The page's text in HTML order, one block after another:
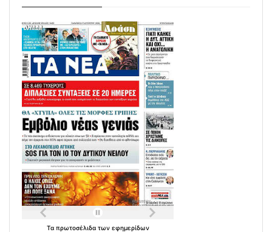
Τα πρωτοσέλιδα των εφημερίδων